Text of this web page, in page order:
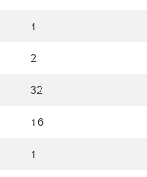
1
2
32
16
1